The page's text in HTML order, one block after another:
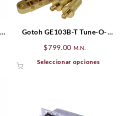
Gotoh GE103B-T Tune-O-
guitarra
$799.00 M.N.
Seleccionar opciones